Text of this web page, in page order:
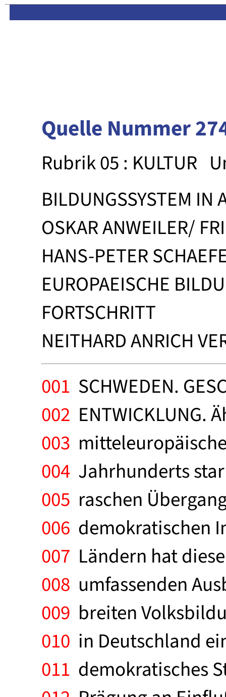
Quelle Nummer
Rubrik 05 : KULTUR
BILDUNGSSYSTEM IN
OSKAR ANWEILER/
HANS-PETER
EUROPAEISCHE
FORTSCHRITT
NEITHARD ANRICH
001 SCHWEDEN.
002 ENTWICKLUNG.
003
004 Jahrhunderts
005 raschen
006 demokratischen
007 Ländern hat
008 umfassenden
009 breiten
010 in Deutschland
011 demokratisches